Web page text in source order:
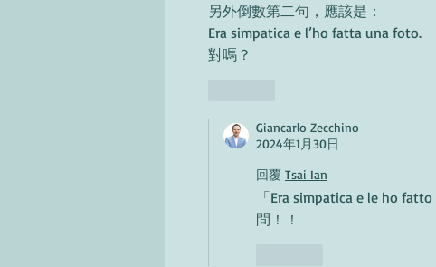
另外倒數第二句，應該是：
Era simpatica e l’ho fatta una foto.
對嗎？
Giancarlo Zecchino
2024年1月30日
回覆 Tsai Ian
「Era simpatica e le ho
問！！